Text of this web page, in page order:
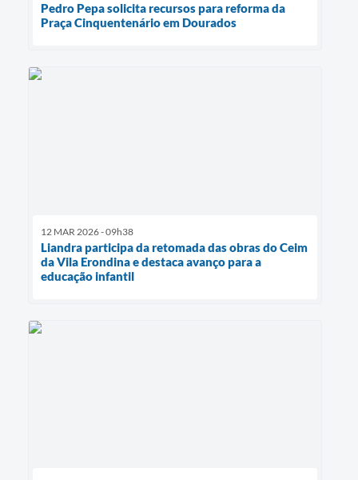
Pedro Pepa solicita recursos para reforma da
Praça Cinquentenário em Dourados
12 MAR 2026 - 09h38
Liandra participa da retomada das obras do Ceim
da Vila Erondina e destaca avanço para a
educação infantil